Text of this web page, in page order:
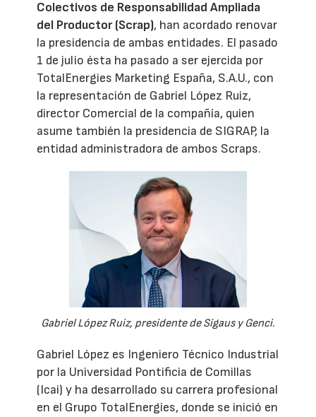
Colectivos de Responsabilidad Ampliada
del Productor (Scrap), han acordado renovar
la presidencia de ambas entidades. El pasado
1 de julio ésta ha pasado a ser ejercida por
TotalEnergies Marketing España, S.A.U., con
la representación de Gabriel López Ruiz,
director Comercial de la compañía, quien
asume también la presidencia de SIGRAP, la
entidad administradora de ambos Scraps.
Gabriel López Ruiz, presidente de Sigaus y Genci.
Gabriel López es Ingeniero Técnico Industrial
por la Universidad Pontificia de Comillas
(Icai) y ha desarrollado su carrera profesional
en el Grupo TotalEnergies, donde se inició en